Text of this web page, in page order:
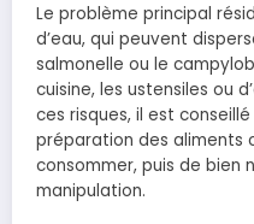
Le problème principal
d’eau, qui peuvent
salmonelle ou le
cuisine, les ustensiles ou
ces risques, il est
préparation des aliments
consommer, puis de bien
manipulation.